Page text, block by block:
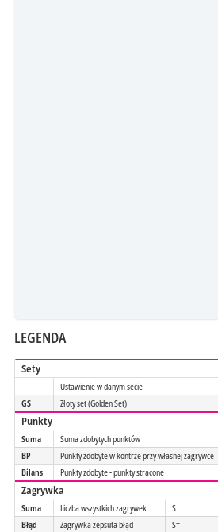
LEGENDA
Sety
Ustawienie w danym secie
GS
Złoty set (Golden Set)
Punkty
Suma
Suma zdobytych punktów
BP
Punkty zdobyte w kontrze przy własnej zagrywce
Bilans
Punkty zdobyte - punkty stracone
Zagrywka
Suma Liczba wszystkich zagrywek
S
Błąd
Zagrywka zepsuta błąd
S=